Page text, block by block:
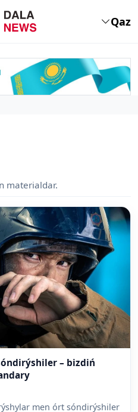
Qaz
materialdar.
– bizdiń
men órt sóndirýshiler